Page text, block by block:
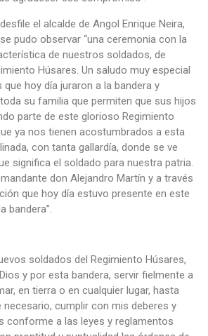
el alcalde de Angol Enrique Neira,
pudo observar “una ceremonia con la
de nuestros soldados, de
Húsares. Un saludo muy especial
hoy día juraron a la bandera y
su familia que permiten que sus hijos
parte de este glorioso Regimiento
ya nos tienen acostumbrados a esta
con tanta gallardía, donde se ve
significa el soldado para nuestra patria.
don Alejandro Martín y a través
que hoy día estuvo presente en este
bandera”.
soldados del Regimiento Húsares,
y por esta bandera, servir fielmente a
en tierra o en cualquier lugar, hasta
necesario, cumplir con mis deberes y
conforme a las leyes y reglamentos